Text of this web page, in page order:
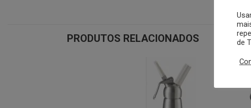
PRODUTOS RELACIONADOS
de